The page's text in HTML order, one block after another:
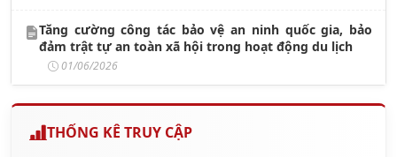
Tăng cường công tác bảo vệ an ninh quốc gia, bảo
đảm trật tự an toàn xã hội trong hoạt động du lịch
01/06/2026
THỐNG KÊ TRUY CẬP